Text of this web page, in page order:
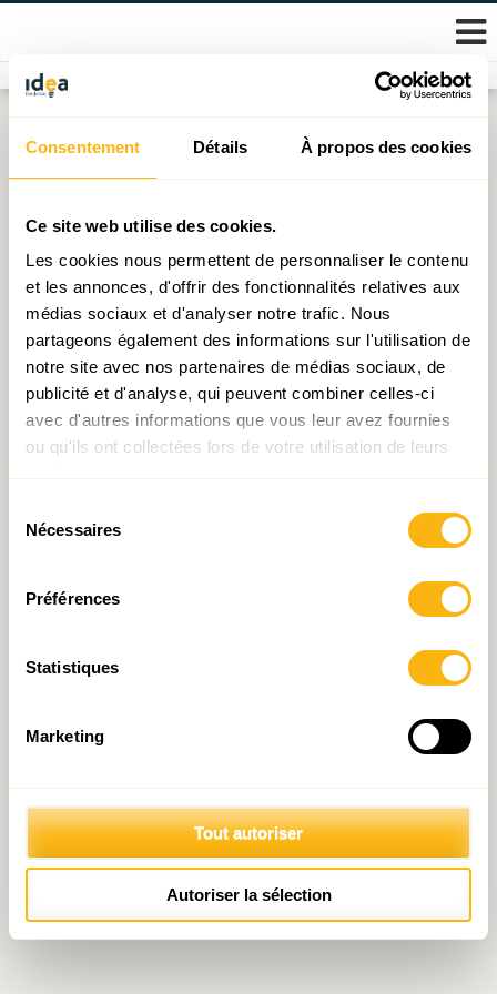
Consentement Détails À propos des cookies
Ce site web utilise des cookies.
Les cookies nous permettent de personnaliser le contenu
et les annonces, d'offrir des fonctionnalités relatives aux
médias sociaux et d'analyser notre trafic. Nous
partageons également des informations sur l'utilisation de
notre site avec nos partenaires de médias sociaux, de
publicité et d'analyse, qui peuvent combiner celles-ci
avec d'autres informations que vous leur avez fournies
ou qu'ils ont collectées lors de votre utilisation de leurs
Nécessaires
Préférences
Statistiques
Marketing
Tout autoriser
Autoriser la sélection
Skip
content
Étiquette : fiscale
Retour sur la Matinale – « Politique(s) du logement :
Bons motifs, gros montants, faux problèmes, vrais
enjeux, Et cetera » – 10 novembre 2021
Publié le11.11.2021parIDEA
Retour sur la Matinale – « Réforme fiscale, un concept
à la com’ ? » – 07 juillet 2021
Publié le09.07.2021parIDEA
Politique de protection des données personnelles